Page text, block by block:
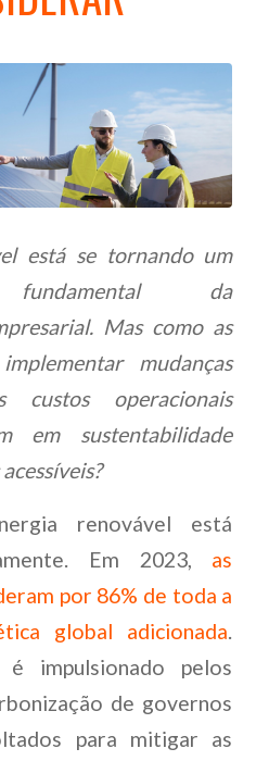
está se tornando um
fundamental da
Mas como as
mudanças
custos operacionais
em sustentabilidade
renovável está
Em 2023, as
por 86% de toda a
global adicionada.
é impulsionado pelos
de governos
para mitigar as